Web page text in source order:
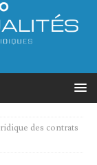
des contrats